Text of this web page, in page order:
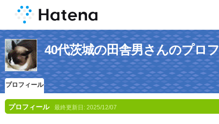
40代茨城の田舎男さんのプロ
プロフィール
プロフィール 最終更新日: 2025/12/07